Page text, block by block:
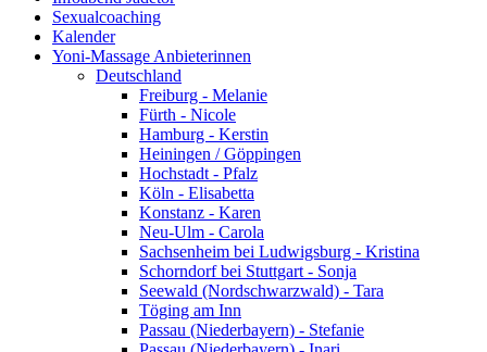
Sexualcoaching
Kalender
Yoni-Massage Anbieterinnen
Deutschland
Freiburg - Melanie
Fürth - Nicole
Hamburg - Kerstin
Heiningen / Göppingen
Hochstadt - Pfalz
Köln - Elisabetta
Konstanz - Karen
Neu-Ulm - Carola
Sachsenheim bei Ludwigsburg - Kristina
Schorndorf bei Stuttgart - Sonja
Seewald (Nordschwarzwald) - Tara
Töging am Inn
Passau (Niederbayern) - Stefanie